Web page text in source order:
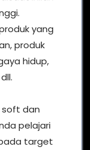
yang
produk
hidup,
soft dan
pelajari
target